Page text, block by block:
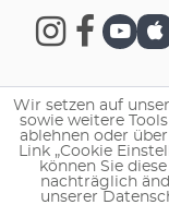
Copyright © 2026
Wir setzen auf
sowie weitere
ablehnen oder
Link „Cookie
können Sie
nachträglich
unserer